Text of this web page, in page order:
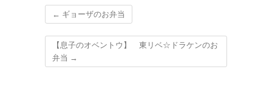
← ギョーザのお弁当
【息子のオベントウ】 東リベ☆ドラケンのお
弁当 →